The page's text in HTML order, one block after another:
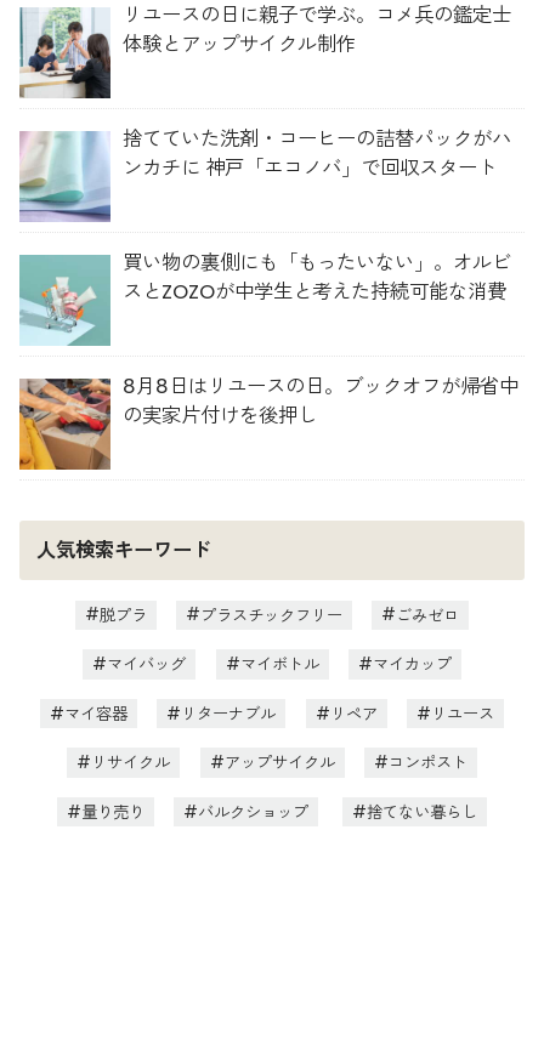
リユースの日に親子で学ぶ。コメ兵の鑑定士
体験とアップサイクル制作
捨てていた洗剤・コーヒーの詰替パックがハ
ンカチに 神戸「エコノバ」で回収スタート
買い物の裏側にも「もったいない」。オルビ
スとZOZOが中学生と考えた持続可能な消費
8月8日はリユースの日。ブックオフが帰省中
の実家片付けを後押し
人気検索キーワード
脱プラ プラスチックフリー ごみゼロ
マイバッグ マイボトル マイカップ
マイ容器 リターナブル リペア リユース
リサイクル アップサイクル コンポスト
量り売り バルクショップ 捨てない暮らし